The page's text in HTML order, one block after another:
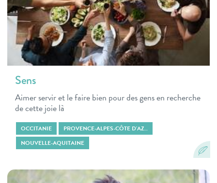
Sens
Aimer servir et le faire bien pour des gens en recherche
de cette joie là
OCCITANIE
PROVENCE-ALPES-CÔTE D'AZ…
NOUVELLE-AQUITAINE